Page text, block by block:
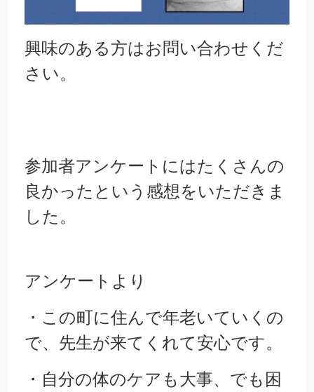
興味のある方はお問い合わせくだ
さい。
参加者アンケートにはたくさんの
良かったという感想をいただきま
した。
アンケートより
・この町に住んで年老いていくの
で、先生が来てくれて安心です。
・自分の体のケアも大事、でも困